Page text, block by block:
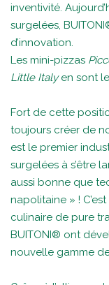
inventivité.
surgelées,
d’innovation.
Les mini-pizzas
Little Italyen sont
Fort de cette
toujours créer de
est le premier
surgelées à s’être
aussi bonne que
napolitaine » !
culinaire de pure
BUITONI® ont
nouvelle gamme